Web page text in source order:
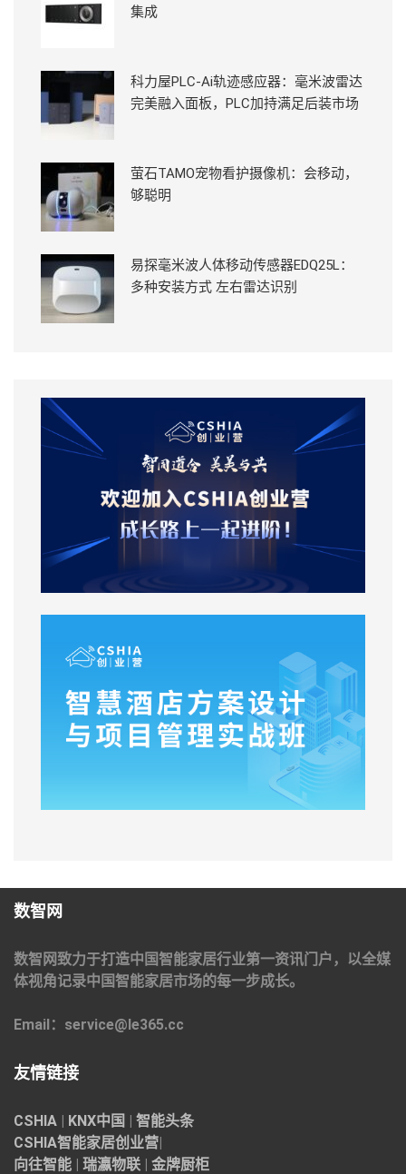
集成
科力屋PLC-Ai轨迹感应器：毫米波雷达
完美融入面板，PLC加持满足后装市场
萤石TAMO宠物看护摄像机：会移动，
够聪明
易探毫米波人体移动传感器EDQ25L：
多种安装方式 左右雷达识别
数智网
数智网致力于打造中国智能家居行业第一资讯门户，以全媒
体视角记录中国智能家居市场的每一步成长。
Email：service@le365.cc
友情链接
CSHIA | KNX中国 | 智能头条
CSHIA智能家居创业营|
向往智能 | 瑞瀛物联 | 金牌厨柜